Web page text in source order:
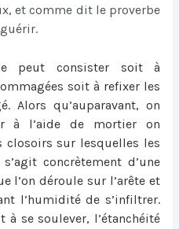
et comme dit le proverbe
peut consister soit à
soit à refixer les
Alors qu’auparavant, on
à l’aide de mortier on
sur lesquelles les
concrètement d’une
l’on déroule sur l’arête et
l’humidité de s’infiltrer.
se soulever, l’étanchéité